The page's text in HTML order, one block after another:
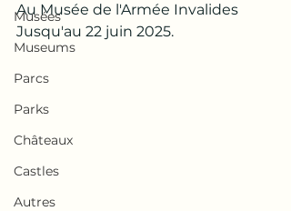
Musées
Museums
Parcs
Parks
Châteaux
Castles
Autres
Au Musée de l'Armée Invalides
Jusqu'au 22 juin 2025.